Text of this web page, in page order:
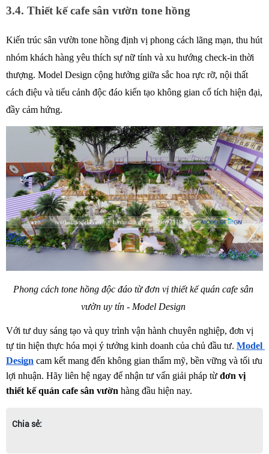
3.4. Thiết kế cafe sân vườn tone hồng
Kiến trúc sân vườn tone hồng định vị phong cách lãng mạn, thu hút
nhóm khách hàng yêu thích sự nữ tính và xu hướng check-in thời
thượng. Model Design cộng hưởng giữa sắc hoa rực rỡ, nội thất
cách điệu và tiểu cảnh độc đáo kiến tạo không gian cổ tích hiện đại,
đầy cảm hứng.
Phong cách tone hồng độc đáo từ đơn vị thiết kế quán cafe sân
vườn uy tín - Model Design
Với tư duy sáng tạo và quy trình vận hành chuyên nghiệp, đơn vị
tự tin hiện thực hóa mọi ý tưởng kinh doanh của chủ đầu tư. Model
Design cam kết mang đến không gian thẩm mỹ, bền vững và tối ưu
lợi nhuận. Hãy liên hệ ngay để nhận tư vấn giải pháp từ đơn vị
thiết kế quán cafe sân vườn hàng đầu hiện nay.
Chia sẻ: